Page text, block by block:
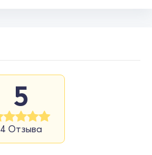
5
4 Отзыва